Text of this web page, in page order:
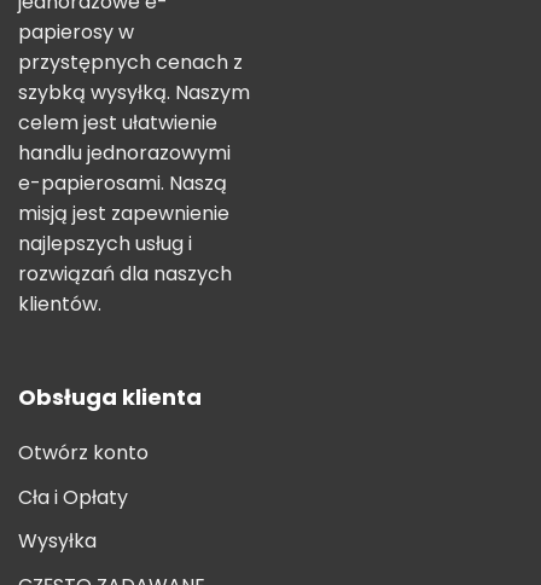
papierosy w
przystępnych cenach z
szybką wysyłką. Naszym
celem jest ułatwienie
handlu jednorazowymi
e-papierosami. Naszą
misją jest zapewnienie
najlepszych usług i
rozwiązań dla naszych
klientów.
Obsługa klienta
Otwórz konto
Cła i Opłaty
Wysyłka